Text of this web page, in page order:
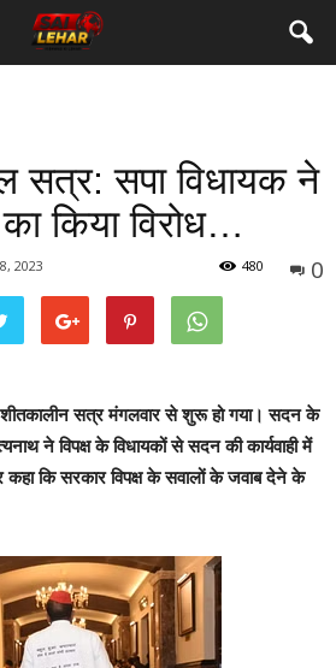
सत्र: सपा विधायक ने
किया विरोध…
2023 0
480
शीतकालीन सत्र मंगलवार से शुरू हो गया। सदन के
ने विपक्ष के विधायकों से सदन की कार्यवाही में
कि सरकार विपक्ष के सवालों के जवाब देने के